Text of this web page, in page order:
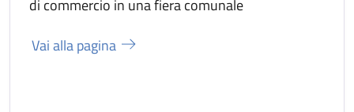
di commercio in una fiera comunale
Vai alla pagina